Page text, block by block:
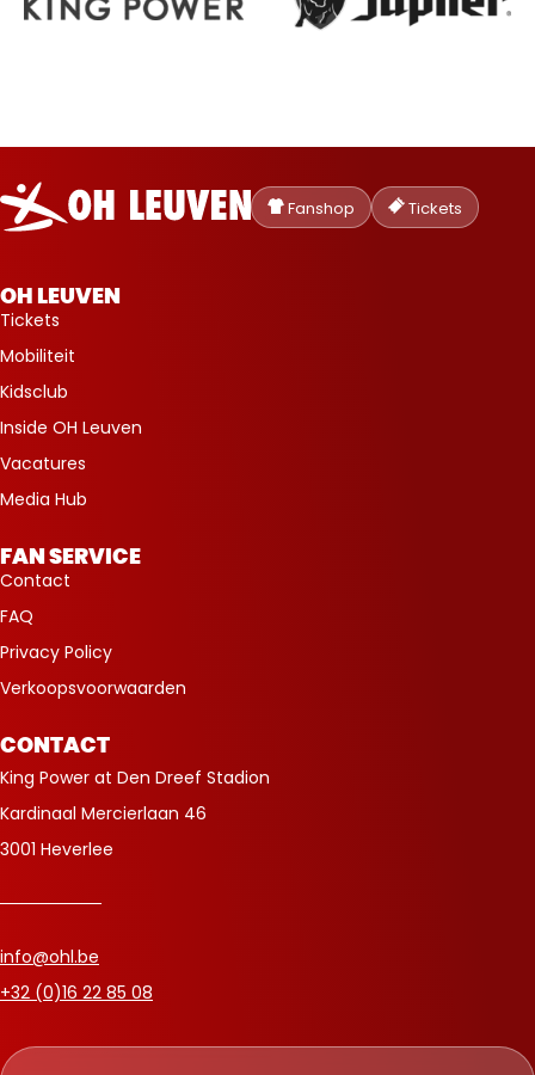
Oud-
Heverlee
Leuven
Fanshop Tickets
OH LEUVEN
Tickets
Mobiliteit
Kidsclub
Inside OH Leuven
Vacatures
Media Hub
FAN SERVICE
Contact
FAQ
Privacy Policy
Verkoopsvoorwaarden
CONTACT
King Power at Den Dreef Stadion
Kardinaal Mercierlaan 46
3001 Heverlee
info@ohl.be
+32 (0)16 22 85 08